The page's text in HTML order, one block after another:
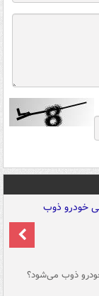
ذوب می‌شود؟